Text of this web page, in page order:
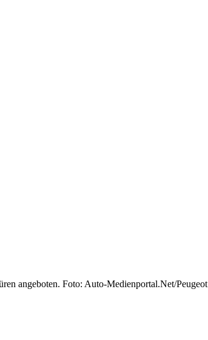
angeboten. Foto: Auto-Medienportal.Net/Peugeot